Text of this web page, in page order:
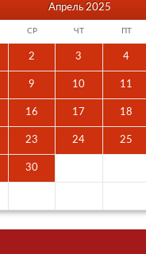
Апрель 2025
СР ЧТ ПТ
2 3 4
9 10 11
16 17 18
23 24 25
30